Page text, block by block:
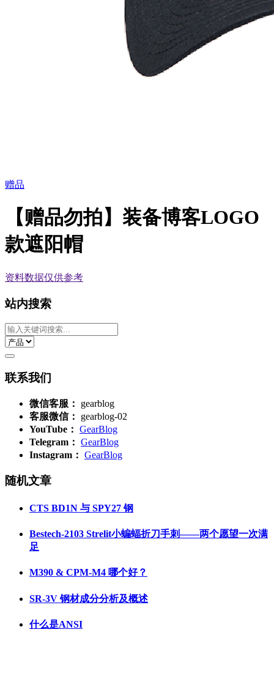
赠品
【赠品勿拍】装备博客LOGO
款遮阳帽
资料数据仅供参考
站内搜索
联系我们
微信客服：
gearblog
客服微信：
gearblog-02
YouTube： GearBlog
Telegram： GearBlog
Instagram： GearBlog
随机文章
CTS BD1N 与 SPY27 钢
Bestech-2103 Strelit小蝙蝠折刀手刺——两个愿望一次满
足
M390 & CPM-M4 哪个好？
SR-3V 钢材成分分析及概述
什么是ANSI